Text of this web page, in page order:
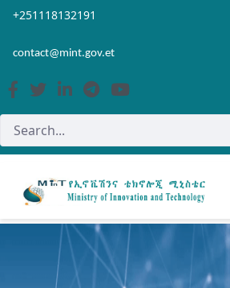
Skip to Main Content
Open Accessibility Menu
+251118132191
contact@mint.gov.et